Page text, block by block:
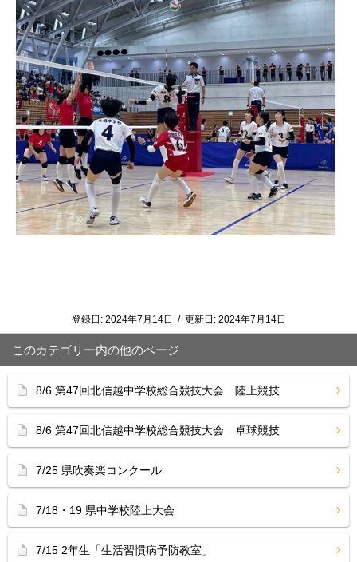
登録日: 2024年7月14日 / 更新日: 2024年7月14日
このカテゴリー内の他のページ
8/6 第47回北信越中学校総合競技大会 陸上競技
8/6 第47回北信越中学校総合競技大会 卓球競技
7/25 県吹奏楽コンクール
7/18・19 県中学校陸上大会
7/15 2年生「生活習慣病予防教室」